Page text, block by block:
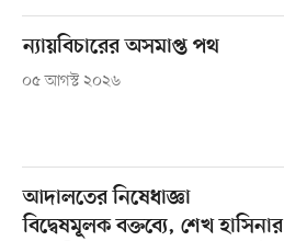
ন্যায়বিচারের অসমাপ্ত পথ
০৫ আগস্ট ২০২৬
আদালতের নিষেধাজ্ঞা
বিদ্বেষমূলক বক্তব্যে, শেখ হাসিনার